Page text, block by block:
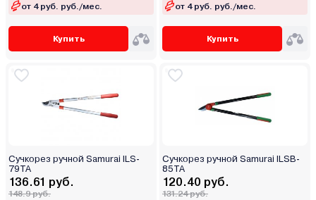
от 4 руб. руб./мес.
Купить
от 4 руб. руб./мес.
Купить
Сучкорез ручной Samurai ILS-
79TA
136.61 руб.
148.9 руб.
Сучкорез ручной Samurai ILSB-
85TA
120.40 руб.
131.24 руб.